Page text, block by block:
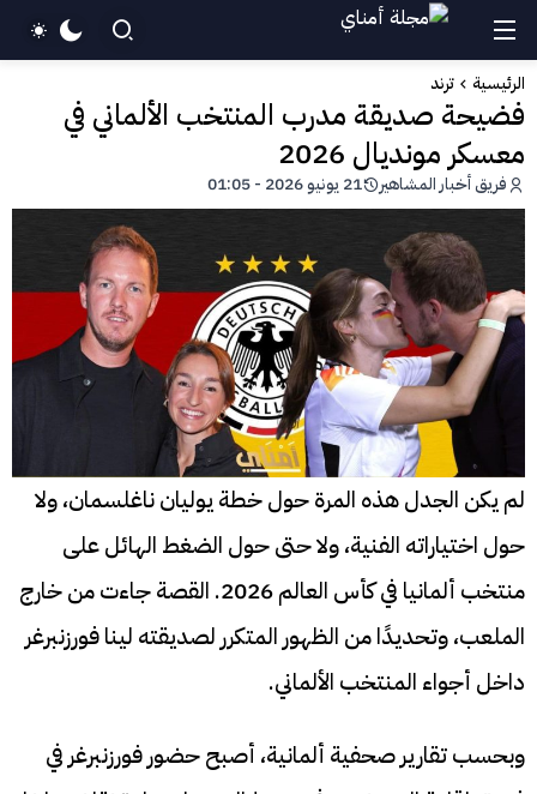
الرئيسية ترند
فضيحة صديقة مدرب المنتخب الألماني في
معسكر مونديال 2026
فريق أخبار المشاهير 21 يونيو 2026 - 01:05
لم يكن الجدل هذه المرة حول خطة يوليان ناغلسمان، ولا
حول اختياراته الفنية، ولا حتى حول الضغط الهائل على
منتخب ألمانيا في كأس العالم 2026. القصة جاءت من خارج
الملعب، وتحديدًا من الظهور المتكرر لصديقته لينا فورزنبرغر
داخل أجواء المنتخب الألماني.
وبحسب تقارير صحفية ألمانية، أصبح حضور فورزنبرغر في